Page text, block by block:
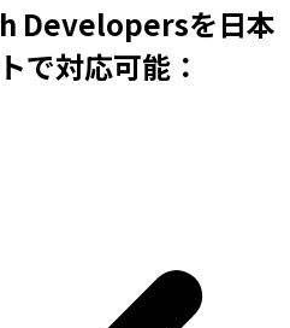
Developersを日本
で対応可能：